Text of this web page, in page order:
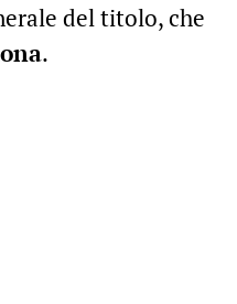
del titolo, che
.